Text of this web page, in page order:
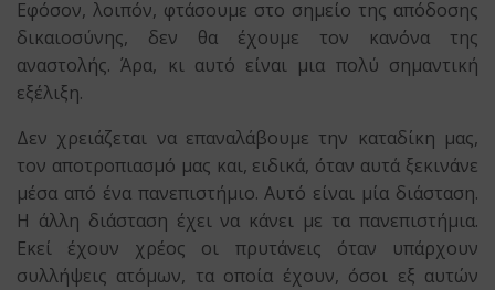
Εφόσον, λοιπόν, φτάσουμε στο σημείο της απόδοσης
δικαιοσύνης, δεν θα έχουμε τον κανόνα της
αναστολής. Άρα, κι αυτό είναι μια πολύ σημαντική
εξέλιξη.
Δεν χρειάζεται να επαναλάβουμε την καταδίκη μας,
τον αποτροπιασμό μας και, ειδικά, όταν αυτά ξεκινάνε
μέσα από ένα πανεπιστήμιο. Αυτό είναι μία διάσταση.
Η άλλη διάσταση έχει να κάνει με τα πανεπιστήμια.
Εκεί έχουν χρέος οι πρυτάνεις όταν υπάρχουν
συλλήψεις ατόμων, τα οποία έχουν, όσοι εξ αυτών